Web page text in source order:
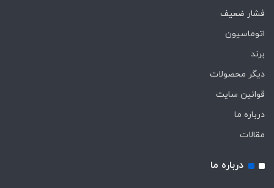
فشار ضعیف
اتوماسیون
برند
دیگر محصولات
قوانین سایت
درباره ما
مقالات
درباره ما